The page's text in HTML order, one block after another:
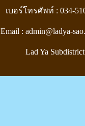
เบอร์โทรศัพท์ : 034-
Email : admin@ladya-
Lad Ya